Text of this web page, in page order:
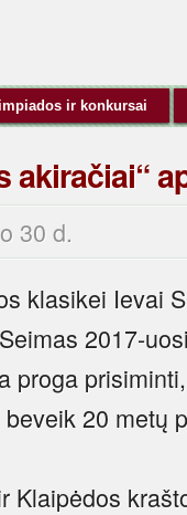
ir konkursai
akiračiai“
30 d.
klasikei Ievai
2017-
proga
20 metų
Klaipėdos